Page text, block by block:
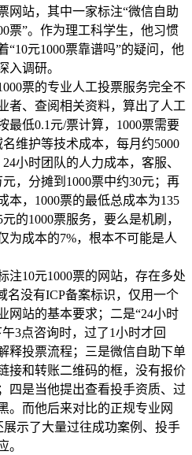
网站，其中一家标注“微信自助
票”。作为理工科学生，他习惯
“10元1000票靠谱吗”的疑问，他
入调研。
票的专业人工投票服务完全不
者、查阅相关资料，算出了人工
最低0.1元/票计算，1000票需要
维护等技术成本，每月约5000
小时团队的人力成本，客服、
，分摊到1000票中约30元；再
本，1000票的最低总成本为135
的1000票服务，要么是机刷，
为成本的7%，根本不可能是人
注10元1000票的网站，存在多处
名没有ICP备案标识，仅用一个
网站的基本要求；二是“24小时
3点咨询时，过了1小时才回
释投票流程；三是微信自助下单
接和转账二维码的框，没有报价
四是当他提出查看投手资质、过
。而他后来对比的正规专业网
示了大量过往成功案例、投手
。